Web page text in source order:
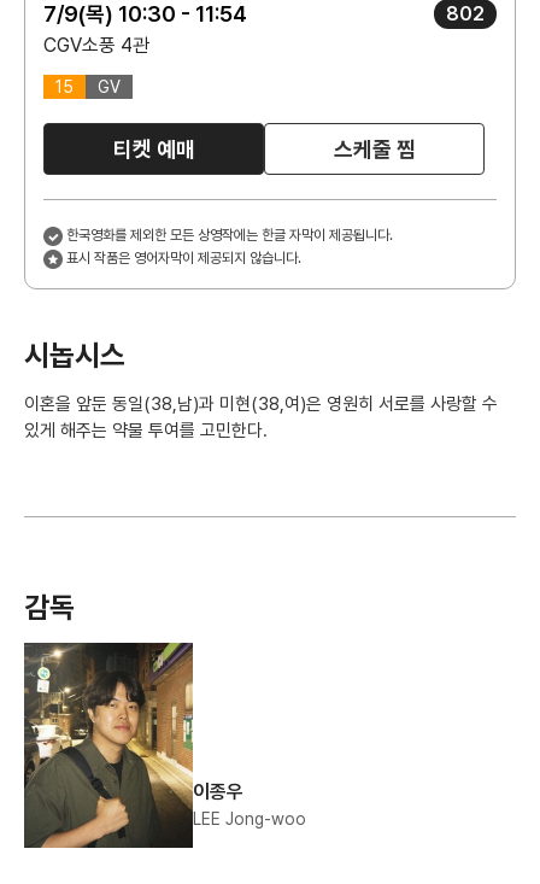
7/9(목) 10:30 - 11:54
802
CGV소풍 4관
15 GV
티켓 예매 스케줄 찜
한국영화를 제외한 모든 상영작에는 한글 자막이 제공됩니다.
표시 작품은 영어자막이 제공되지 않습니다.
시놉시스
이혼을 앞둔 동일(38,남)과 미현(38,여)은 영원히 서로를 사랑할 수
있게 해주는 약물 투여를 고민한다.
감독
이종우
LEE Jong-woo